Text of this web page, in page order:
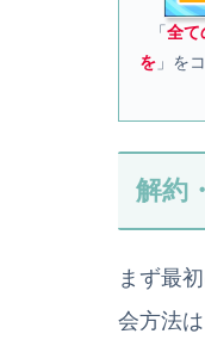
「全て
を 」を
解約
まず最
会方法